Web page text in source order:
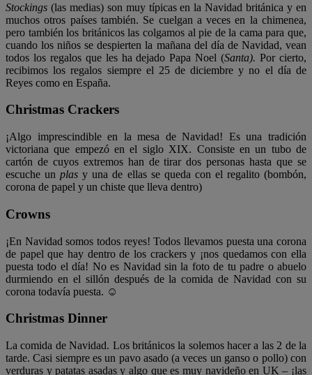
Stockings (las medias) son muy típicas en la Navidad británica y en
muchos otros países también. Se cuelgan a veces en la chimenea,
pero también los británicos las colgamos al pie de la cama para que,
cuando los niños se despierten la mañana del día de Navidad, vean
todos los regalos que les ha dejado Papa Noel (Santa).Por cierto,
recibimos los regalos siempre el 25 de diciembre y no el día de
Reyes como en España.
Christmas Crackers
¡Algo imprescindible en la mesa de Navidad! Es una tradición
victoriana que empezó en el siglo XIX. Consiste en un tubo de
cartón de cuyos extremos han de tirar dos personas hasta que se
escuche unplasy una de ellas se queda con el regalito (bombón,
corona de papel y un chiste que lleva dentro)
Crowns
¡En Navidad somos todos reyes! Todos llevamos puesta una corona
de papel que hay dentro de los crackers y ¡nos quedamos con ella
puesta todo el día! No es Navidad sin la foto de tu padre o abuelo
durmiendo en el sillón después de la comida de Navidad con su
corona todavía puesta. ☺
Christmas Dinner
La comida de Navidad. Los británicos la solemos hacer a las 2 de la
tarde. Casi siempre es un pavo asado (a veces un ganso o pollo) con
verduras y patatas asadas y algo que es muy navideño en UK – ¡las